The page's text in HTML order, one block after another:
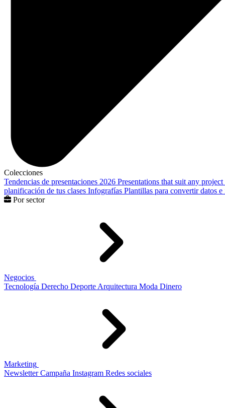
Colecciones
Tendencias de presentaciones 2026 Presentations that suit any project
planificación de tus clases Infografías Plantillas para convertir datos
Por sector
Negocios
Tecnología Derecho Deporte Arquitectura Moda Dinero
Marketing
Newsletter Campaña Instagram Redes sociales